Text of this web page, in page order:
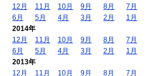
12月
11月 10月 9月 8月
7月
6月
5月 4月 3月 2月
1月
2014年
12月
11月 10月 9月 8月
7月
6月
5月 4月 3月 2月
1月
2013年
12月
11月 10月 9月 8月 7月